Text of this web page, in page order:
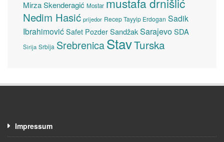
Mirza Skenderagić Mostar
Nedim Hasić prijedor Recep Tayyip Erdogan Sadik
Ibrahimović Safet Pozder SandžakSarajevoSDA
Sirija Srbija SrebrenicaStavTurska
Impressum